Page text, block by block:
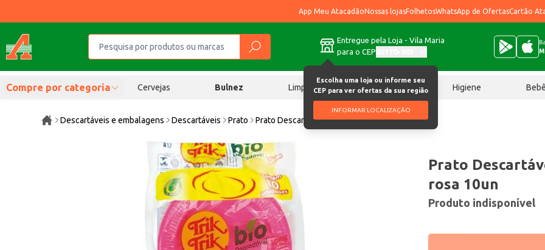
App Meu AtacadãoNossas lojasFolhetosWhatsApp de OfertasCartão
Entregue pela Loja - Vila Maria
para o CEP
Escolha uma loja ou informe seu
CEP para ver ofertas da sua região
INFORMAR LOCALIZAÇÃO
Compre por categoria Cervejas Bulnez Limpeza Chocolates Higiene
Descartáveis e embalagens Descartáveis Prato Prato Descartável Bio Trik Trik 15cm rosa 10un
Prato
rosa 10un
Produto indisponível